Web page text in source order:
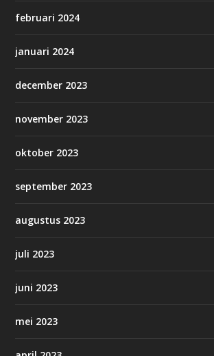
februari 2024
januari 2024
december 2023
november 2023
oktober 2023
september 2023
augustus 2023
juli 2023
juni 2023
mei 2023